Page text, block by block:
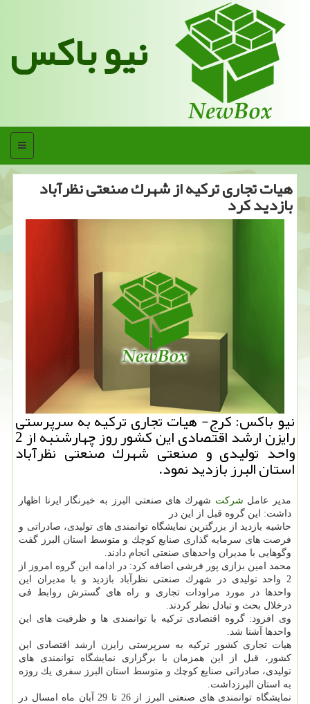
نیو باکس
منو
هیات تجاری تركیه از شهرك صنعتی نظرآباد
بازدید كرد
نیو باكس: كرج- هیات تجاری تركیه به سرپرستی
رایزن ارشد اقتصادی این كشور روز چهارشنبه از 2
واحد تولیدی و صنعتی شهرك صنعتی نظرآباد
استان البرز بازدید نمود.
مدیر عامل شركت شهرك های صنعتی البرز به خبرنگار ایرنا اظهار
داشت: این گروه قبل از این در
حاشیه بازدید از بزرگترین نمایشگاه توانمندی های تولیدی، صادراتی و
فرصت های سرمایه گذاری صنایع كوچك و متوسط استان البرز گفت
وگوهایی با مدیران واحدهای صنعتی انجام دادند.
محمد امین بزازی پور فرشی اضافه كرد: در ادامه این گروه امروز از
2 واحد تولیدی در شهرك صنعتی نظرآباد بازدید و با مدیران این
واحدها در مورد مراودات تجاری و راه های گسترش روابط فی
درخلال بحث و تبادل نظر كردند.
وی افزود: گروه اقتصادی تركیه با توانمندی ها و ظرفیت های این
واحدها آشنا شد.
هیات تجاری كشور تركیه به سرپرستی رایزن ارشد اقتصادی این
كشور، قبل از این همزمان با برگزاری نمایشگاه توانمندی های
تولیدی، صادراتی صنایع كوچك و متوسط استان البرز سفری یك روزه
به استان البرزداشت.
نمایشگاه توانمندی های صنعتی البرز از 26 تا 29 آبان ماه امسال در